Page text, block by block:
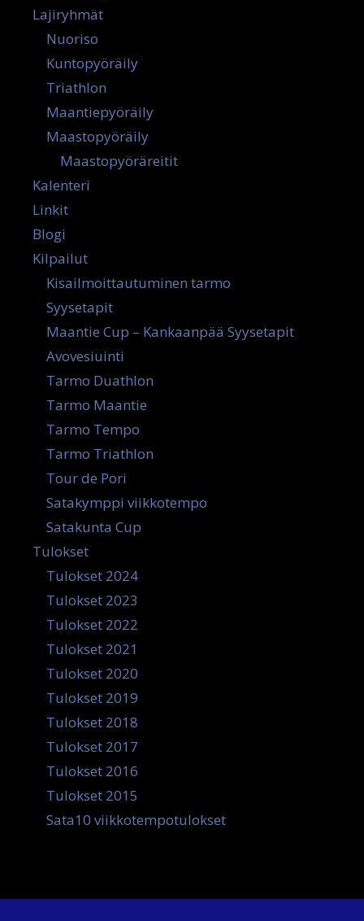
Lajiryhmät
Nuoriso
Kuntopyöräily
Triathlon
Maantiepyöräily
Maastopyöräily
Maastopyöräreitit
Kalenteri
Linkit
Blogi
Kilpailut
Kisailmoittautuminen tarmo
Syysetapit
Maantie Cup – Kankaanpää Syysetapit
Avovesiuinti
Tarmo Duathlon
Tarmo Maantie
Tarmo Tempo
Tarmo Triathlon
Tour de Pori
Satakymppi viikkotempo
Satakunta Cup
Tulokset
Tulokset 2024
Tulokset 2023
Tulokset 2022
Tulokset 2021
Tulokset 2020
Tulokset 2019
Tulokset 2018
Tulokset 2017
Tulokset 2016
Tulokset 2015
Sata10 viikkotempotulokset